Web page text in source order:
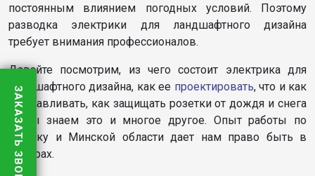
постоянным влиянием погодных условий. Поэтому
разводка электрики для ландшафтного дизайна
требует внимания профессионалов.
Давайте посмотрим, из чего состоит электрика для
ландшафтного дизайна, как ее проектировать, что и как
устанавливать, как защищать розетки от дождя и снега
– мы знаем это и многое другое. Опыт работы по
Минску и Минской области дает нам право быть в
лидерах.
ЗАКАЗАТЬ ЗВОНОК